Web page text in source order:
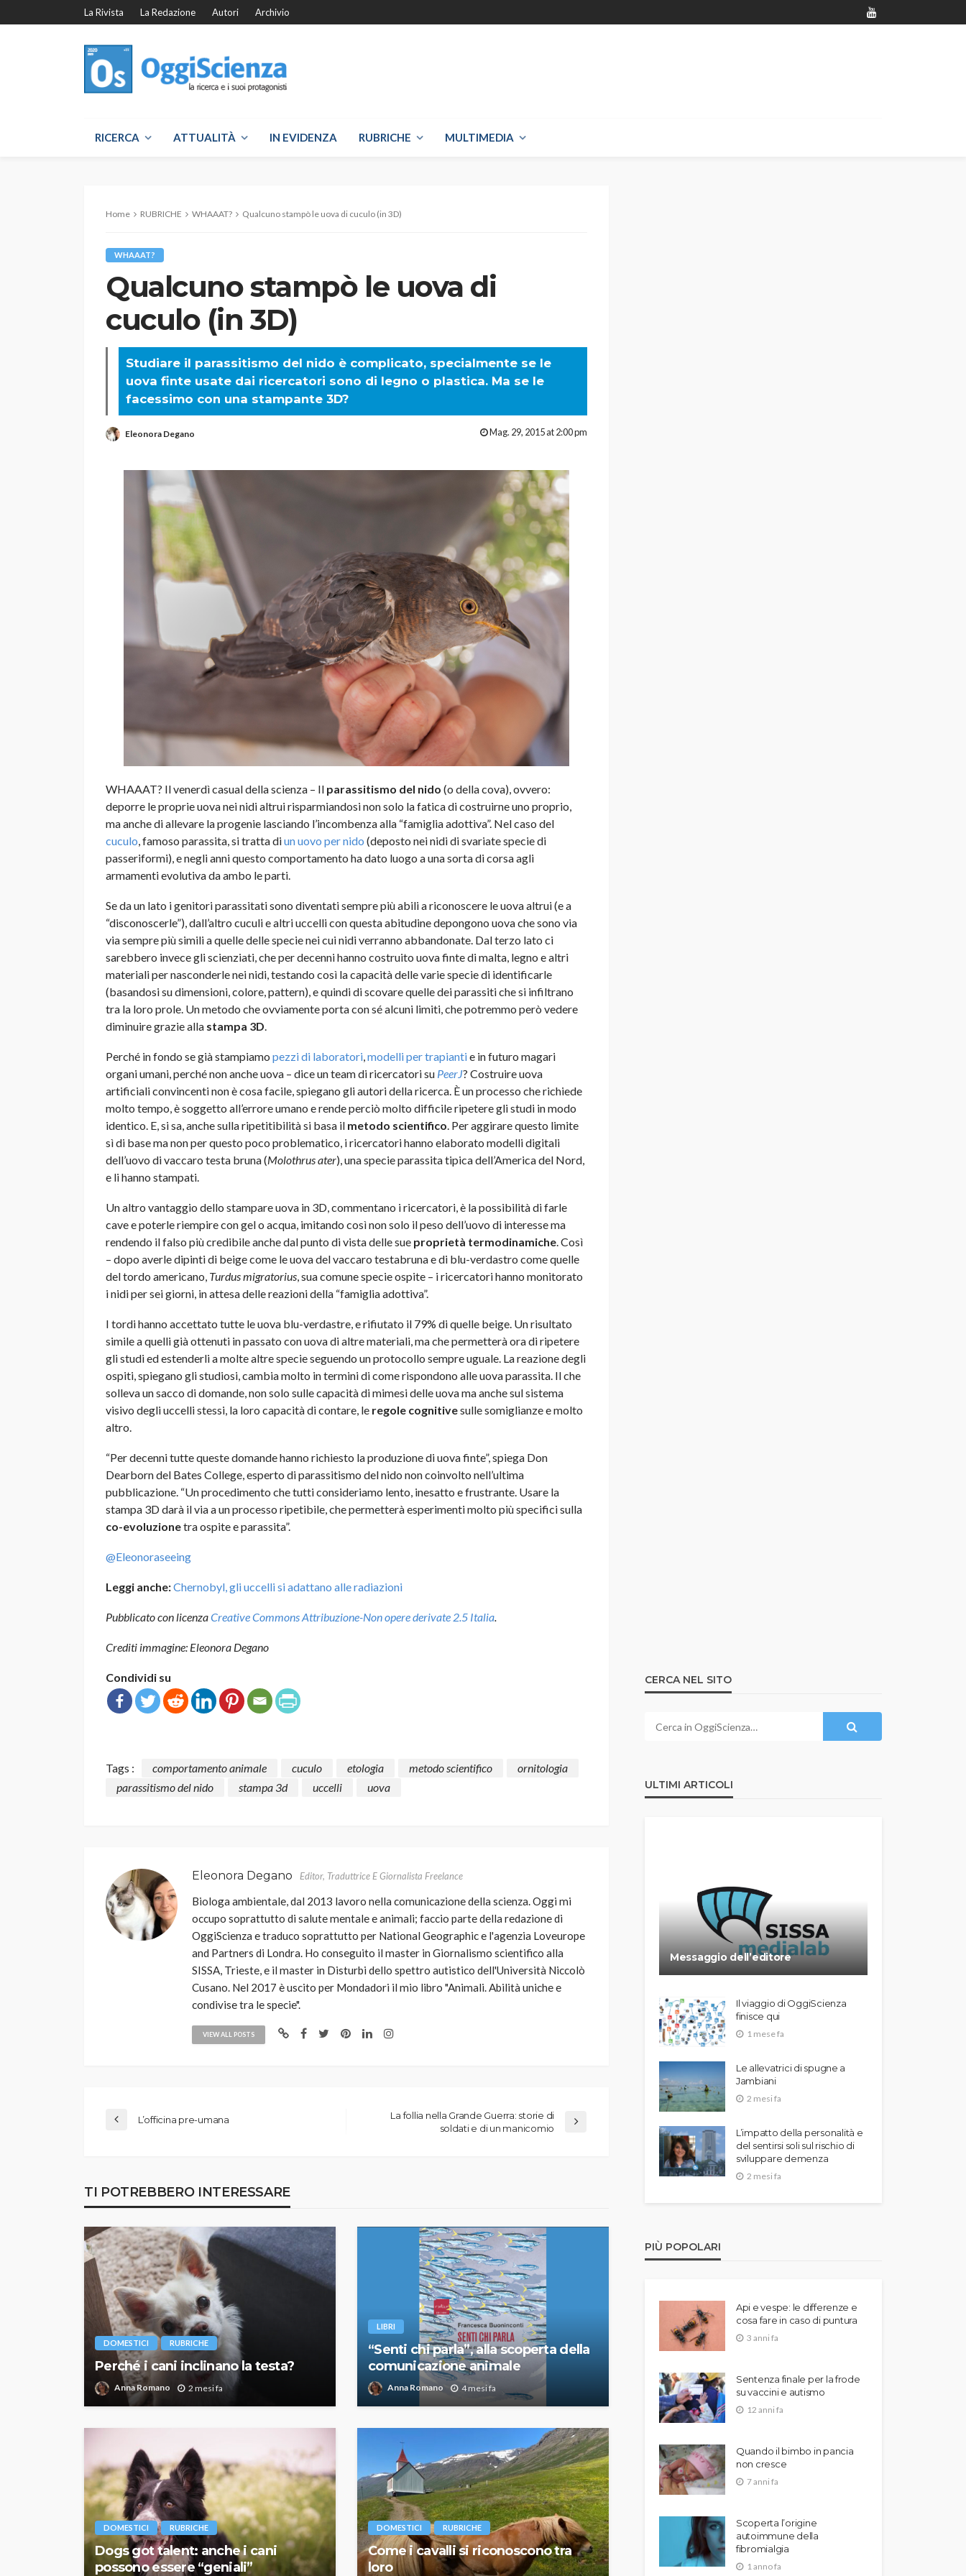
La Rivista La Redazione Autori Archivio
RICERCA ATTUALITÀ IN EVIDENZA RUBRICHE MULTIMEDIA
Home RUBRICHE WHAAAT? Qualcuno stampò le uova di cuculo (in 3D)
WHAAAT?
Qualcuno stampò le uova di
cuculo (in 3D)
Studiare il parassitismo del nido è complicato, specialmente se le
uova finte usate dai ricercatori sono di legno o plastica. Ma se le
facessimo con una stampante 3D?
Eleonora Degano Mag. 29, 2015 at 2:00 pm
WHAAAT? Il venerdì casual della scienza – Il parassitismo del nido (o della cova), ovvero:
deporre le proprie uova nei nidi altrui risparmiandosi non solo la fatica di costruirne uno proprio,
ma anche di allevare la progenie lasciando l’incombenza alla “famiglia adottiva”. Nel caso del
cuculo, famoso parassita, si tratta diun uovo per nido (deposto nei nidi di svariate specie di
passeriformi), e negli anni questo comportamento ha dato luogo a una sorta di corsa agli
armamenti evolutiva da ambo le parti.
Se da un lato i genitori parassitati sono diventati sempre più abili a riconoscere le uova altrui (e a
“disconoscerle”), dall’altro cuculi e altri uccelli con questa abitudine depongono uova che sono via
via sempre più simili a quelle delle specie nei cui nidi verranno abbandonate. Dal terzo lato ci
sarebbero invece gli scienziati, che per decenni hanno costruito uova finte di malta, legno e altri
materiali per nasconderle nei nidi, testando così la capacità delle varie specie di identificarle
(basandosi su dimensioni, colore, pattern), e quindi di scovare quelle dei parassiti che si infiltrano
tra la loro prole. Un metodo che ovviamente porta con sé alcuni limiti, che potremmo però vedere
diminuire grazie alla stampa 3D.
Perché in fondo se già stampiamo pezzi di laboratori,modelli per trapiantie in futuro magari
organi umani, perché non anche uova – dice un team di ricercatori su PeerJ? Costruire uova
artificiali convincenti non è cosa facile, spiegano gli autori della ricerca. È un processo che richiede
molto tempo, è soggetto all’errore umano e rende perciò molto difficile ripetere gli studi in modo
identico. E, si sa, anche sulla ripetitibilità si basa il metodo scientifico. Per aggirare questo limite
sì di base ma non per questo poco problematico, i ricercatori hanno elaborato modelli digitali
dell’uovo di vaccaro testa bruna (Molothrus ater), una specie parassita tipica dell’America del Nord,
e li hanno stampati.
Un altro vantaggio dello stampare uova in 3D, commentano i ricercatori, è la possibilità di farle
cave e poterle riempire con gel o acqua, imitando così non solo il peso dell’uovo di interesse ma
rendendo il falso più credibile anche dal punto di vista delle sue proprietà termodinamiche. Così
– dopo averle dipinti di beige come le uova del vaccaro testabruna e di blu-verdastro come quelle
del tordo americano, Turdus migratorius, sua comune specie ospite – i ricercatori hanno monitorato
i nidi per sei giorni, in attesa delle reazioni della “famiglia adottiva”.
I tordi hanno accettato tutte le uova blu-verdastre, e rifiutato il 79% di quelle beige. Un risultato
simile a quelli già ottenuti in passato con uova di altre materiali, ma che permetterà ora di ripetere
gli studi ed estenderli a molte altre specie seguendo un protocollo sempre uguale. La reazione degli
ospiti, spiegano gli studiosi, cambia molto in termini di come rispondono alle uova parassita. Il che
solleva un sacco di domande, non solo sulle capacità di mimesi delle uova ma anche sul sistema
visivo degli uccelli stessi, la loro capacità di contare, le regole cognitivesulle somiglianze e molto
altro.
“Per decenni tutte queste domande hanno richiesto la produzione di uova finte”, spiega Don
Dearborn del Bates College, esperto di parassitismo del nido non coinvolto nell’ultima
pubblicazione. “Un procedimento che tutti consideriamo lento, inesatto e frustrante. Usare la
stampa 3D darà il via a un processo ripetibile, che permetterà esperimenti molto più specifici sulla
co-evoluzionetra ospite e parassita”.
@Eleonoraseeing
Leggi anche:Chernobyl, gli uccelli si adattano alle radiazioni
Pubblicato con licenzaCreative Commons Attribuzione-Non opere derivate 2.5 Italia.
Crediti immagine: Eleonora Degano
Condividi su
Tags : comportamento animale cuculo etologia metodo scientifico
ornitologia
parassitismo del nido
stampa 3d uccelli uova
Eleonora Degano Editor, Traduttrice E Giornalista Freelance
Biologa ambientale, dal 2013 lavoro nella comunicazione della scienza. Oggi mi
occupo soprattutto di salute mentale e animali; faccio parte della redazione di
OggiScienza e traduco soprattutto per National Geographic e l'agenzia Loveurope
and Partners di Londra. Ho conseguito il master in Giornalismo scientifico alla
SISSA, Trieste, e il master in Disturbi dello spettro autistico dell'Università Niccolò
Cusano. Nel 2017 è uscito per Mondadori il mio libro "Animali. Abilità uniche e
condivise tra le specie".
VIEW ALL POSTS
L’officina pre-umana
La follia nella Grande Guerra: storie di
soldati e di un manicomio
TI POTREBBERO INTERESSARE
DOMESTICI RUBRICHE
Perché i cani inclinano la testa?
Anna Romano 2 mesi fa
LIBRI
“Senti chi parla”, alla scoperta della
comunicazione animale
Anna Romano 4 mesi fa
DOMESTICI RUBRICHE
Dogs got talent: anche i cani
possono essere “geniali”
DOMESTICI RUBRICHE
Come i cavalli si riconoscono tra
loro
CERCA NEL SITO
ULTIMI ARTICOLI
Messaggio dell’editore
Il viaggio di OggiScienza
finisce qui
1 mese fa
Le allevatrici di spugne a
Jambiani
2 mesi fa
L’impatto della personalità e
del sentirsi soli sul rischio di
sviluppare demenza
2 mesi fa
PIÙ POPOLARI
Api e vespe: le differenze e
cosa fare in caso di puntura
3 anni fa
Sentenza finale per la frode
su vaccini e autismo
12 anni fa
Quando il bimbo in pancia
non cresce
7 anni fa
Scoperta l’origine
autoimmune della
fibromialgia
1 anno fa